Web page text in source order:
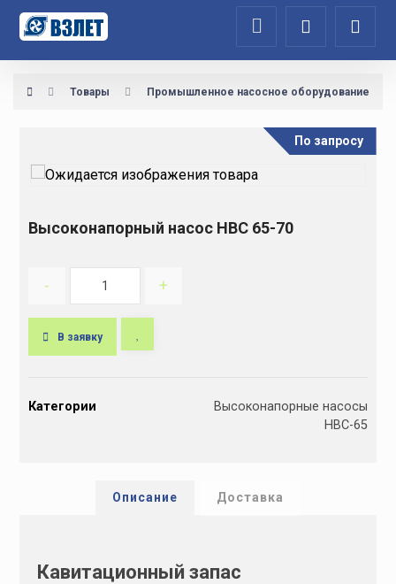
Товары Промышленное насосное оборудование
Высоконапорный насос НВС 65-70
По запросу
- +
В заявку
tКатегории
Высоконапорные насосы
НВС-65
Описание Доставка
Кавитационный запас